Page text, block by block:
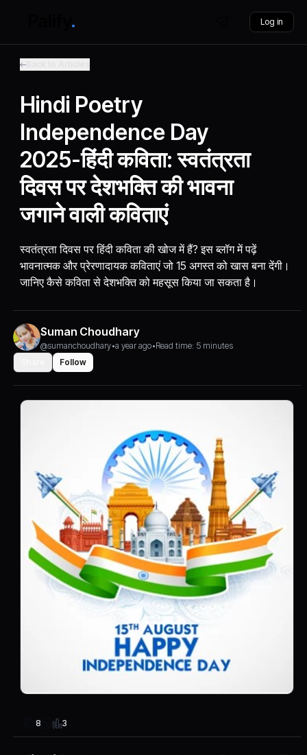
Log in
Hindi Poetry
Independence Day
2025-हिंदी कविता: स्वतंत्रता
दिवस पर देशभक्ति की भावना
जगाने वाली कविताएं
स्वतंत्रता दिवस पर हिंदी कविता की खोज में हैं? इस ब्लॉग में पढ़ें
भावनात्मक और प्रेरणादायक कविताएं जो 15 अगस्त को खास बना देंगी।
जानिए कैसे कविता से देशभक्ति को महसूस किया जा सकता है।
Suman Choudhary
@sumanchoudhary•a year ago•Read time: 5 minutes
Follow
8 3